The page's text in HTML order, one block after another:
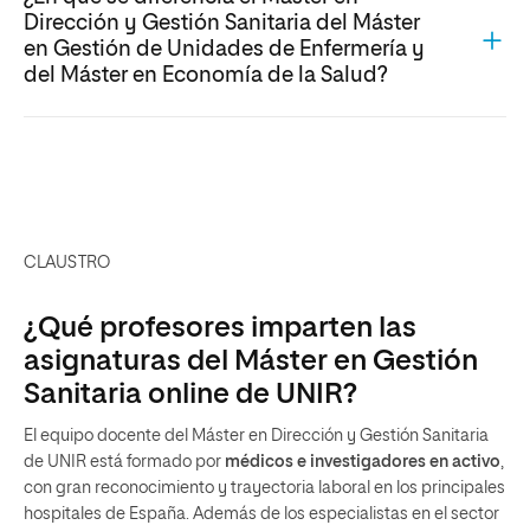
Dirección y Gestión Sanitaria del Máster
en Gestión de Unidades de Enfermería y
del Máster en Economía de la Salud?
CLAUSTRO
¿Qué profesores imparten las
asignaturas del Máster en Gestión
Sanitaria online de UNIR?
El equipo docente del Máster en Dirección y Gestión Sanitaria
de UNIR está formado por médicos e investigadores en activo,
con gran reconocimiento y trayectoria laboral en los principales
hospitales de España. Además de los especialistas en el sector